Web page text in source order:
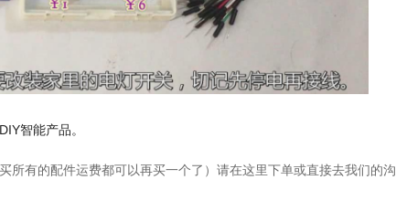
智能产品。
买所有的配件运费都可以再买一个了）请在这里下单或直接去我们的沟